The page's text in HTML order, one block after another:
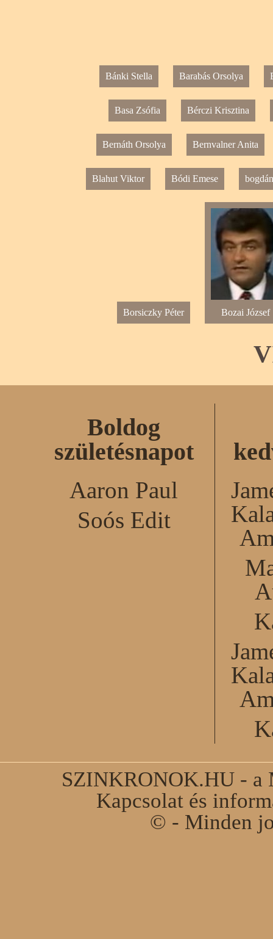
Bánki Stella Barabás Orsolya
Basa Zsófia Bérczi Krisztina
Bernáth Orsolya Bernvalner Anita
Blahut Viktor Bódi Emese
Borsiczky Péter Bozai József
Boldog
születésnapot
Aaron Paul
Soós Edit
SZINKRONOK.HU - a
Kapcsolat és
© - Minden